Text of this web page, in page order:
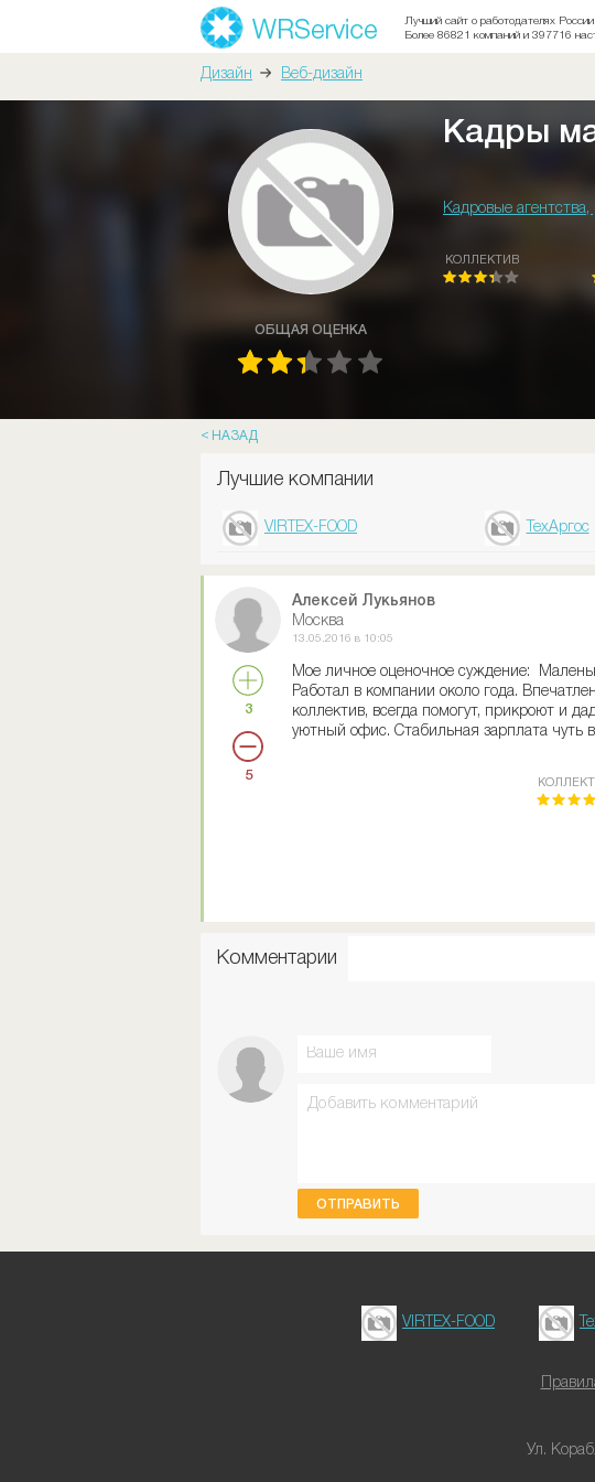
Лучший сайт о работодателях России.
Более 86821 компаний и 397716
Дизайн Веб-дизайн
ОБЩАЯ ОЦЕНКА
Кадры
Кадровые агентства,
КОЛЛЕКТИВ
НАЗАД
Лучшие компании
VIRTEX-FOOD ТехАргос
3
5
Алексей Лукьянов
Москва
13.05.2016 в 10:05
Мое личное оценочное суждение:
Работал в компании около года.
коллектив, всегда помогут, прикроют и
уютный офис. Стабильная зарплата
Комментарии
ОТПРАВИТЬ
VIRTEX-FOOD
Ул.